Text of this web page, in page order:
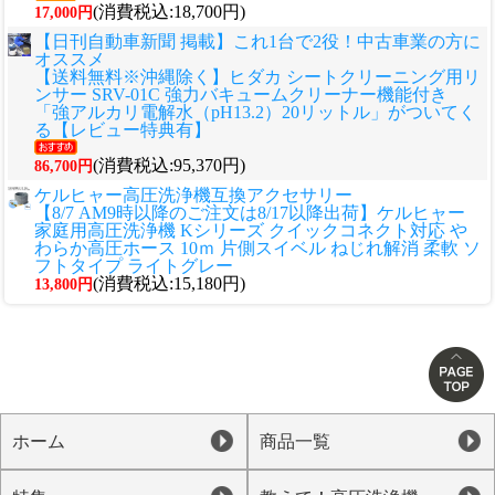
17,000円(消費税込:18,700円)
【日刊自動車新聞 掲載】これ1台で2役！中古車業の方に
オススメ
【送料無料※沖縄除く】ヒダカ シートクリーニング用リ
ンサー SRV-01C 強力バキュームクリーナー機能付き
「強アルカリ電解水（pH13.2）20リットル」がついてく
る【レビュー特典有】
86,700円(消費税込:95,370円)
ケルヒャー高圧洗浄機互換アクセサリー
【8/7 AM9時以降のご注文は8/17以降出荷】ケルヒャー
家庭用高圧洗浄機 Kシリーズ クイックコネクト対応 や
わらか高圧ホース 10ｍ 片側スイベル ねじれ解消 柔軟 ソ
フトタイプ ライトグレー
13,800円(消費税込:15,180円)
ホーム 商品一覧